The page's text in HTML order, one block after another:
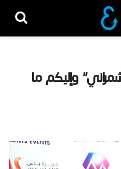
وإليكم ما